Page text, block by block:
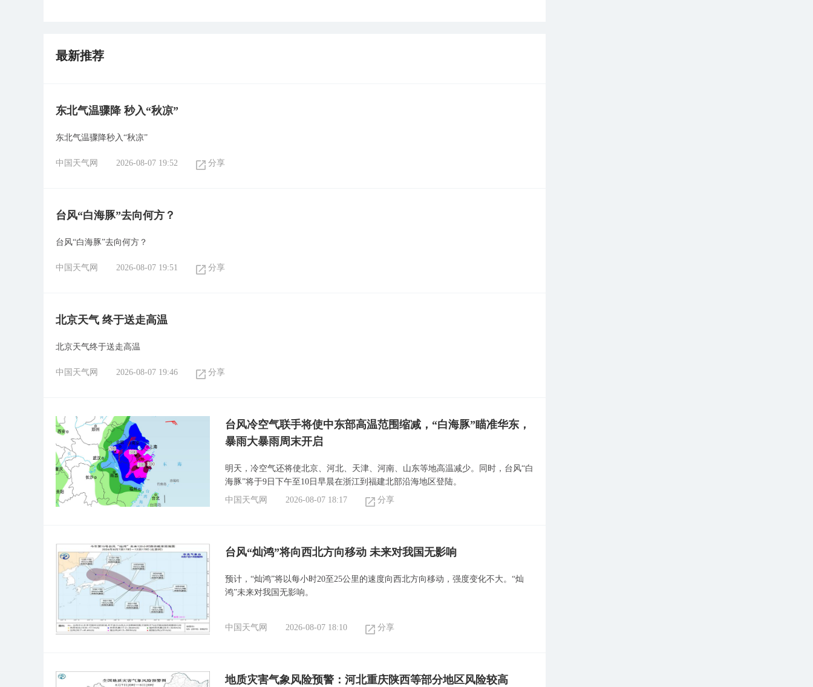
最新推荐
东北气温骤降 秒入“秋凉”
东北气温骤降秒入“秋凉”
中国天气网 2026-08-07 19:52 分享
台风“白海豚”去向何方？
台风“白海豚”去向何方？
中国天气网 2026-08-07 19:51 分享
北京天气 终于送走高温
北京天气终于送走高温
中国天气网 2026-08-07 19:46 分享
台风冷空气联手将使中东部高温范围缩减，“白海豚”瞄准华东，
暴雨大暴雨周末开启
明天，冷空气还将使北京、河北、天津、河南、山东等地高温减少。同时，台风“白
海豚”将于9日下午至10日早晨在浙江到福建北部沿海地区登陆。
中国天气网
2026-08-07 18:17 分享
台风“灿鸿”将向西北方向移动 未来对我国无影响
预计，“灿鸿”将以每小时20至25公里的速度向西北方向移动，强度变化不大。“灿
鸿”未来对我国无影响。
中国天气网 2026-08-07 18:10 分享
地质灾害气象风险预警：河北重庆陕西等部分地区风险较高